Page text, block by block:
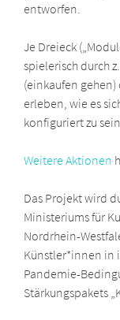
entworfen.
Je Dreieck
spielerisch durch
(einkaufen
erleben, wie es
konfiguriert zu
Weitere Aktionen
Das Projekt wird
Ministeriums für
Nordrhein-
Künstler*innen in
Pandemie-
Stärkungspakets